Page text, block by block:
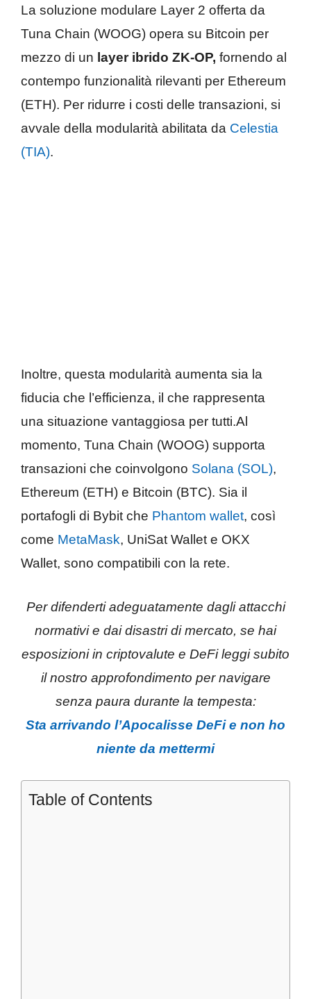
La soluzione modulare Layer 2 offerta da
Tuna Chain (WOOG) opera su Bitcoin per
mezzo di un layer ibrido ZK-OP, fornendo al
contempo funzionalità rilevanti per Ethereum
(ETH). Per ridurre i costi delle transazioni, si
avvale della modularità abilitata da Celestia
(TIA).
Inoltre, questa modularità aumenta sia la
fiducia che l’efficienza, il che rappresenta
una situazione vantaggiosa per tutti.Al
momento, Tuna Chain (WOOG) supporta
transazioni che coinvolgono Solana (SOL),
Ethereum (ETH) e Bitcoin (BTC). Sia il
portafogli di Bybit che Phantom wallet, così
come MetaMask, UniSat Wallet e OKX
Wallet, sono compatibili con la rete.
Per difenderti adeguatamente dagli attacchi
normativi e dai disastri di mercato, se hai
esposizioni in criptovalute e DeFi leggi subito
il nostro approfondimento per navigare
senza paura durante la tempesta:
Sta arrivando l’Apocalisse DeFi e non ho
niente da mettermi
Table of Contents